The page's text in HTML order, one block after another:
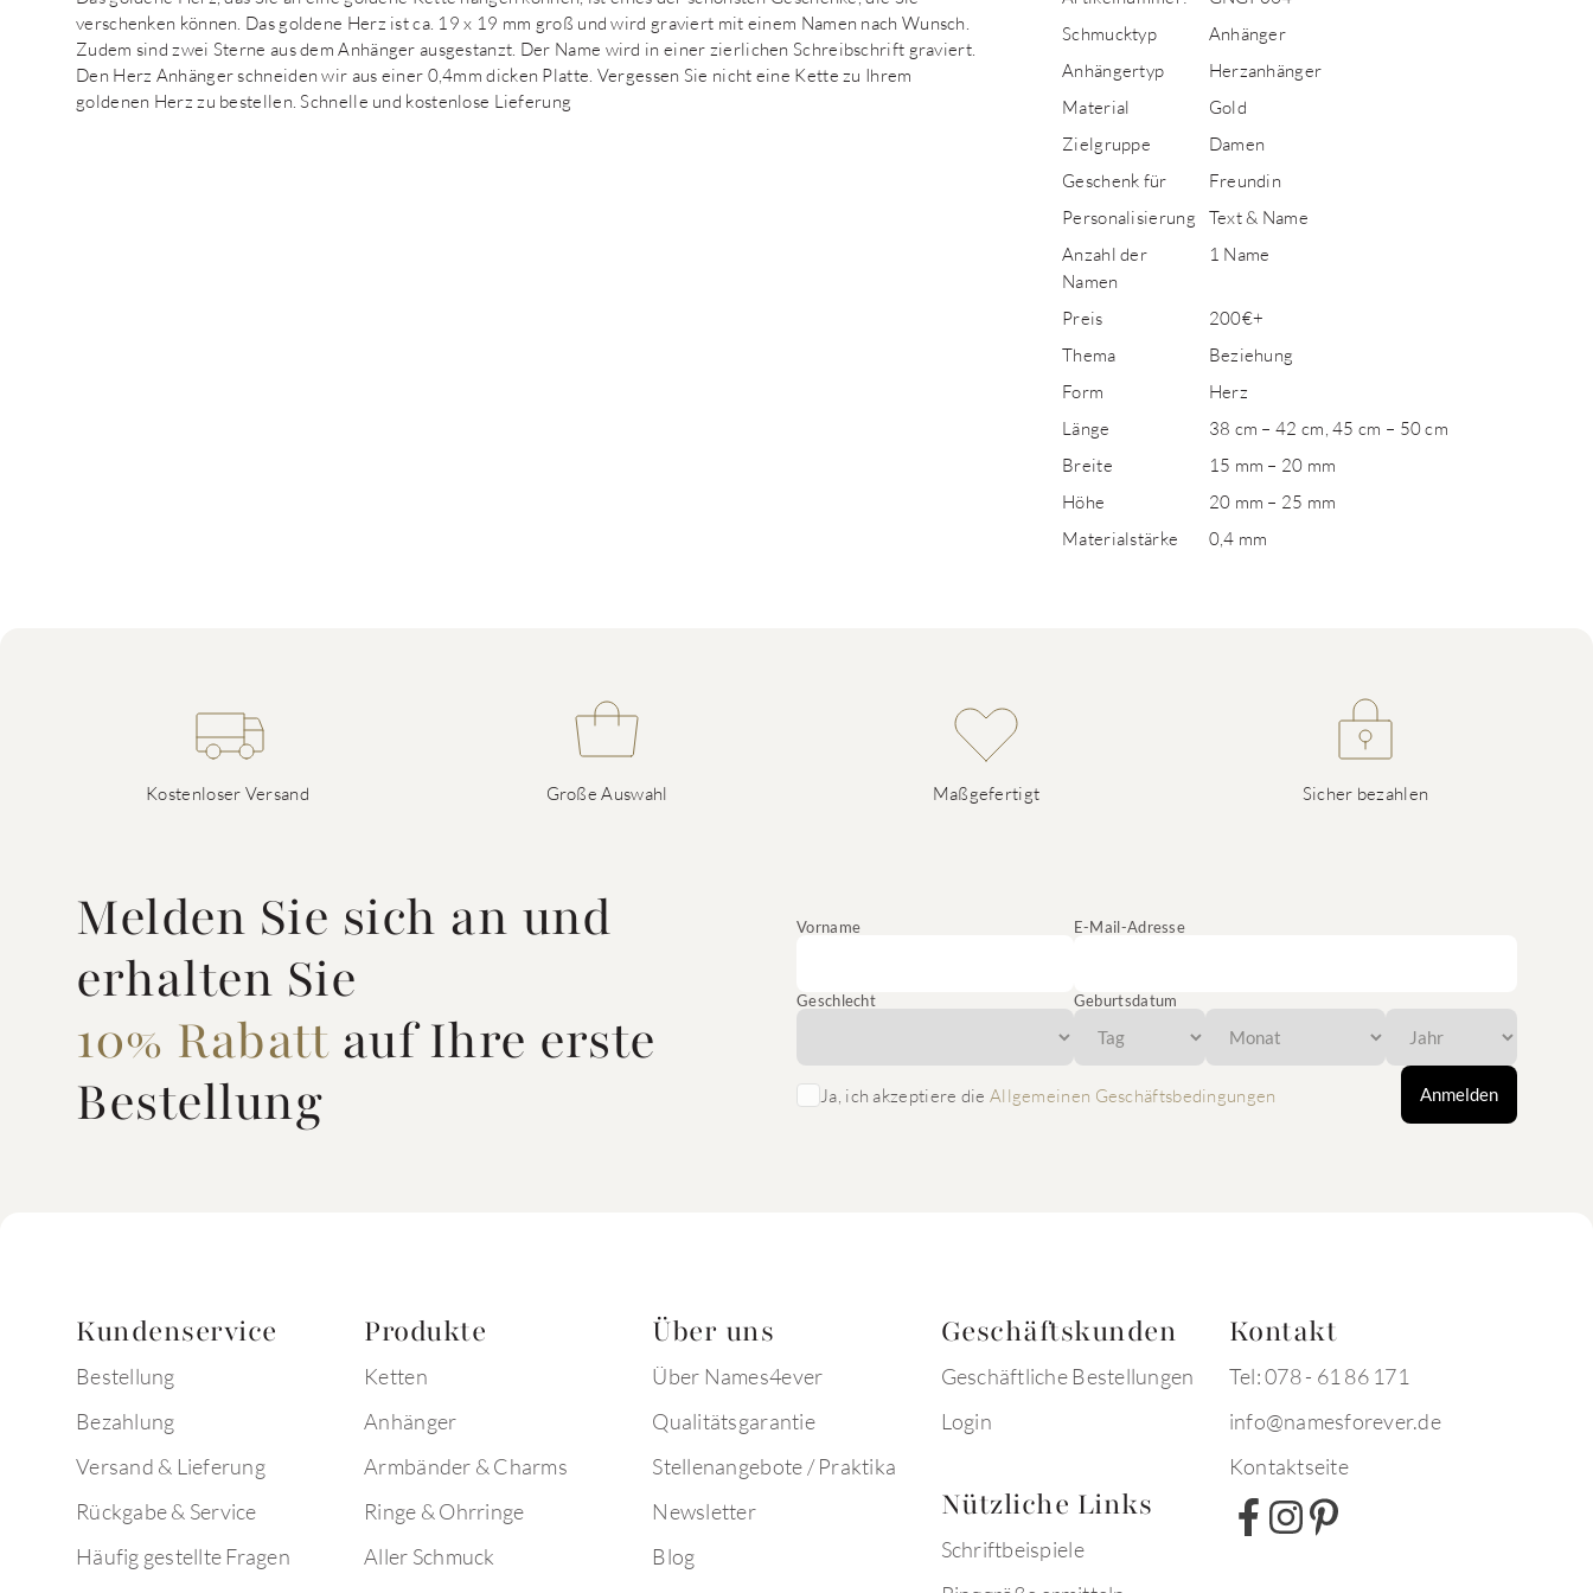
verschenken können. Das goldene Herz ist ca. 19 x 19 mm groß und wird graviert mit einem Namen nach Wunsch.
Zudem sind zwei Sterne aus dem Anhänger ausgestanzt. Der Name wird in einer zierlichen Schreibschrift graviert.
Den Herz Anhänger schneiden wir aus einer 0,4mm dicken Platte. Vergessen Sie nicht eine Kette zu Ihrem
goldenen Herz zu bestellen. Schnelle und kostenlose Lieferung
Schmucktyp
Anhänger
Anhängertyp
Herzanhänger
Material
Gold
Zielgruppe
Damen
Geschenk für
Freundin
Personalisierung
Text & Name
Anzahl der
Namen
1 Name
Preis
200€+
Thema
Beziehung
Form
Herz
Länge
38 cm – 42 cm, 45 cm – 50 cm
Breite
15 mm – 20 mm
Höhe
20 mm – 25 mm
Materialstärke
0,4 mm
Kostenloser Versand Große Auswahl Maßgefertigt Sicher bezahlen
Melden Sie sich an und
erhalten Sie
10% Rabattauf Ihre erste
Bestellung
Vorname E-Mail-Adresse
Geschlecht Geburtsdatum
Ja, ich akzeptiere die Allgemeinen Geschäftsbedingungen Anmelden
Kundenservice
Bestellung
Bezahlung
Versand & Lieferung
Rückgabe & Service
Häufig gestellte Fragen
Produkte
Ketten
Anhänger
Armbänder & Charms
Ringe & Ohrringe
Aller Schmuck
Über uns
Über Names4ever
Qualitätsgarantie
Stellenangebote / Praktika
Newsletter
Blog
Geschäftskunden
Geschäftliche Bestellungen
Login
Nützliche Links
Schriftbeispiele
Kontakt
Tel: 078 - 61 86 171
info@namesforever.de
Kontaktseite